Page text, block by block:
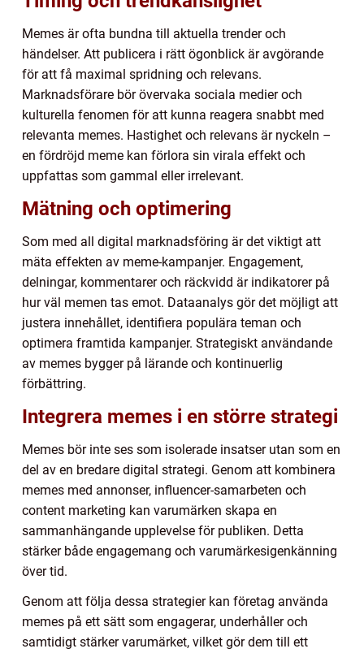
Memes är ofta bundna till aktuella trender och
händelser. Att publicera i rätt ögonblick är avgörande
för att få maximal spridning och relevans.
Marknadsförare bör övervaka sociala medier och
kulturella fenomen för att kunna reagera snabbt med
relevanta memes. Hastighet och relevans är nyckeln –
en fördröjd meme kan förlora sin virala effekt och
uppfattas som gammal eller irrelevant.
Mätning och optimering
Som med all digital marknadsföring är det viktigt att
mäta effekten av meme-kampanjer. Engagement,
delningar, kommentarer och räckvidd är indikatorer på
hur väl memen tas emot. Dataanalys gör det möjligt att
justera innehållet, identifiera populära teman och
optimera framtida kampanjer. Strategiskt användande
av memes bygger på lärande och kontinuerlig
förbättring.
Integrera memes i en större strategi
Memes bör inte ses som isolerade insatser utan som en
del av en bredare digital strategi. Genom att kombinera
memes med annonser, influencer-samarbeten och
content marketing kan varumärken skapa en
sammanhängande upplevelse för publiken. Detta
stärker både engagemang och varumärkesigenkänning
över tid.
Genom att följa dessa strategier kan företag använda
memes på ett sätt som engagerar, underhåller och
samtidigt stärker varumärket, vilket gör dem till ett